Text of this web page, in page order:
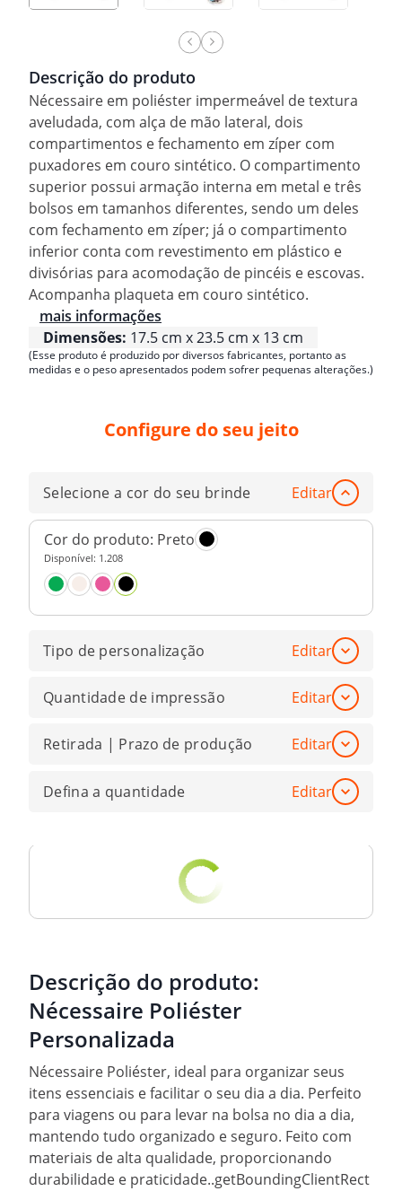
Descrição do produto
Nécessaire em poliéster impermeável de textura
aveludada, com alça de mão lateral, dois
compartimentos e fechamento em zíper com
puxadores em couro sintético. O compartimento
superior possui armação interna em metal e três
bolsos em tamanhos diferentes, sendo um deles
com fechamento em zíper; já o compartimento
inferior conta com revestimento em plástico e
divisórias para acomodação de pincéis e escovas.
Acompanha plaqueta em couro sintético.
mais informações
Dimensões: 17.5 cm x 23.5 cm x 13 cm
(Esse produto é produzido por diversos fabricantes, portanto as
medidas e o peso apresentados podem sofrer pequenas alterações.)
Configure do seu jeito
Selecione a cor do seu brinde Editar
Cor do produto: Preto
Disponível: 1.208
Tipo de personalização Editar
Quantidade de impressão Editar
Retirada | Prazo de produção Editar
Defina a quantidade Editar
Descrição do produto:
Nécessaire Poliéster
Personalizada
Nécessaire Poliéster, ideal para organizar seus
itens essenciais e facilitar o seu dia a dia. Perfeito
para viagens ou para levar na bolsa no dia a dia,
mantendo tudo organizado e seguro. Feito com
materiais de alta qualidade, proporcionando
durabilidade e praticidade..getBoundingClientRect